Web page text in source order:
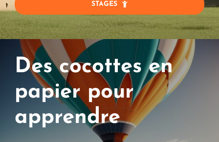
STAGES
Des cocottes en
papier pour
apprendre